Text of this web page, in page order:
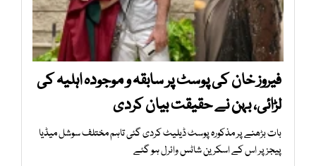
فیروز خان کی پوسٹ پر سابقہ و موجودہ اہلیہ کی
لڑائی، بہن نے حقیقت بیان کردی
بات بڑھنے پر مذکورہ پوسٹ ڈیلیٹ کردی گئی تاہم مختلف سوشل میڈیا
پیجز پر اس کے اسکرین شاٹس وائرل ہو گئے